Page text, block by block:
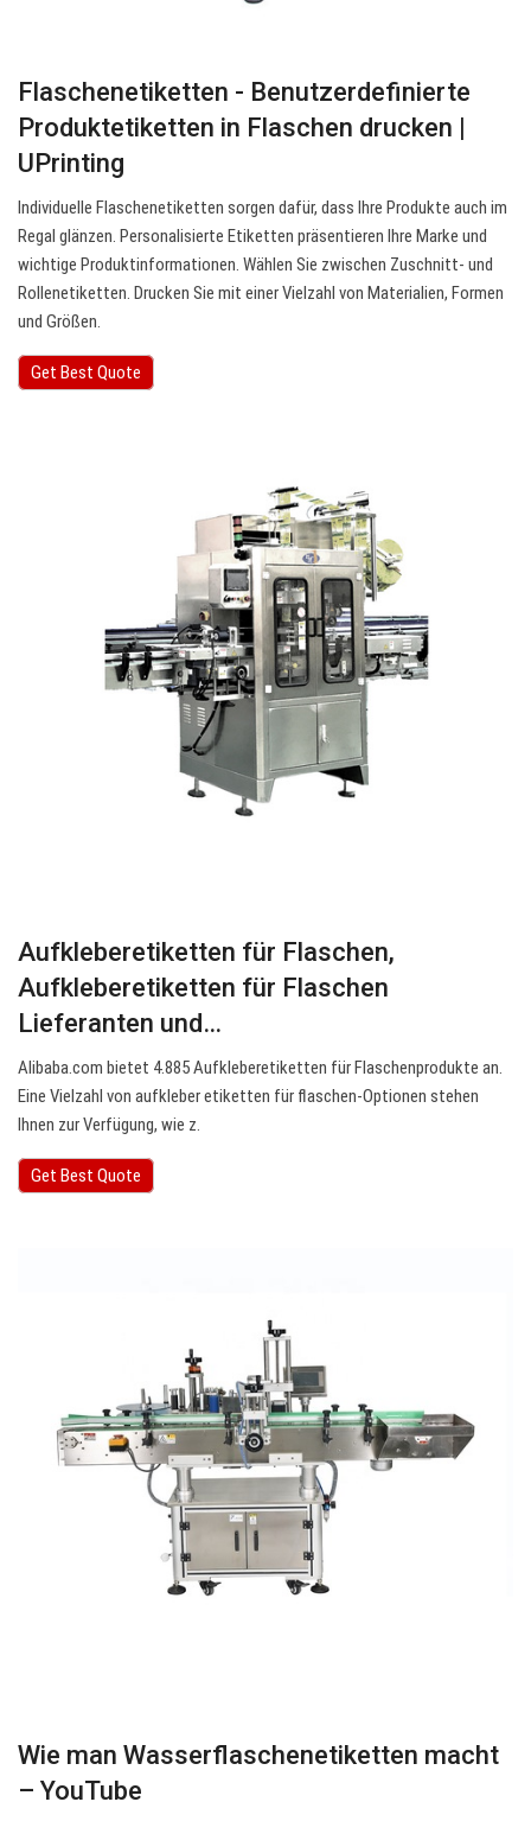
Flaschenetiketten - Benutzerdefinierte
Produktetiketten in Flaschen drucken |
UPrinting
Individuelle Flaschenetiketten sorgen dafür, dass Ihre Produkte auch im
Regal glänzen. Personalisierte Etiketten präsentieren Ihre Marke und
wichtige Produktinformationen. Wählen Sie zwischen Zuschnitt- und
Rollenetiketten. Drucken Sie mit einer Vielzahl von Materialien, Formen
und Größen.
Get Best Quote
Aufkleberetiketten für Flaschen,
Aufkleberetiketten für Flaschen
Lieferanten und…
Alibaba.com bietet 4.885 Aufkleberetiketten für Flaschenprodukte an.
Eine Vielzahl von aufkleber etiketten für flaschen-Optionen stehen
Ihnen zur Verfügung, wie z.
Get Best Quote
Wie man Wasserflaschenetiketten macht
– YouTube